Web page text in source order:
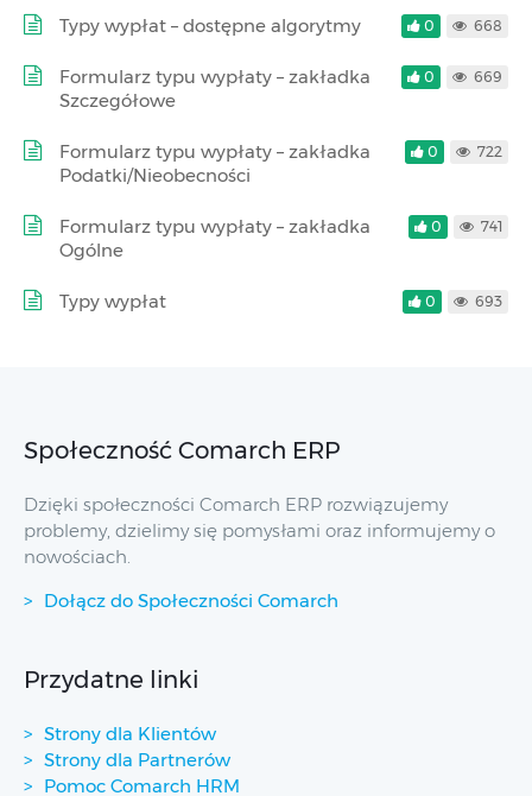
Typy wypłat – dostępne algorytmy 0 668
Formularz typu wypłaty – zakładka
Szczegółowe
0 669
Formularz typu wypłaty – zakładka
Podatki/Nieobecności
0 722
Formularz typu wypłaty – zakładka
Ogólne
0 741
Typy wypłat 0 693
Społeczność Comarch ERP
Dzięki społeczności Comarch ERP rozwiązujemy
problemy, dzielimy się pomysłami oraz informujemy o
nowościach.
Dołącz do Społeczności Comarch
Przydatne linki
Strony dla Klientów
Strony dla Partnerów
Pomoc Comarch HRM